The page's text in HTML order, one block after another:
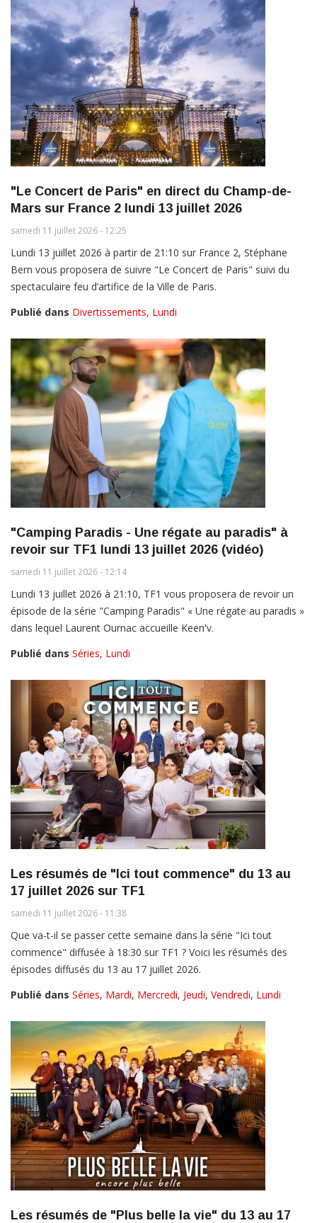
"Le Concert de Paris" en direct du Champ-de-
Mars sur France 2 lundi 13 juillet 2026
samedi 11 juillet 2026 - 12:25
Lundi 13 juillet 2026 à partir de 21:10 sur France 2, Stéphane
Bern vous proposera de suivre "Le Concert de Paris" suivi du
spectaculaire feu d’artifice de la Ville de Paris.
Publié dans Divertissements, Lundi
"Camping Paradis - Une régate au paradis" à
revoir sur TF1 lundi 13 juillet 2026 (vidéo)
samedi 11 juillet 2026 - 12:14
Lundi 13 juillet 2026 à 21:10, TF1 vous proposera de revoir un
épisode de la série "Camping Paradis" « Une régate au paradis »
dans lequel Laurent Ournac accueille Keen'v.
Publié dans Séries, Lundi
Les résumés de "Ici tout commence" du 13 au
17 juillet 2026 sur TF1
samedi 11 juillet 2026 - 11:38
Que va-t-il se passer cette semaine dans la série "Ici tout
commence" diffusée à 18:30 sur TF1 ? Voici les résumés des
épisodes diffusés du 13 au 17 juillet 2026.
Publié dans Séries, Mardi, Mercredi, Jeudi, Vendredi, Lundi
Les résumés de "Plus belle la vie" du 13 au 17